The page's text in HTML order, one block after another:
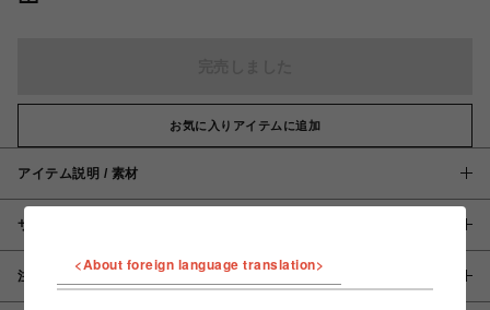
お気に入りアイテムに追加
アイテム説明 / 素材
サイズ
注意事項
<About foreign language translation>